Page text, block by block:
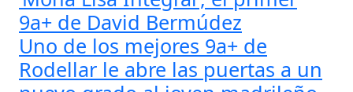
9a+ de David Bermúdez
Uno de los mejores 9a+ de
Rodellar le abre las puertas a un